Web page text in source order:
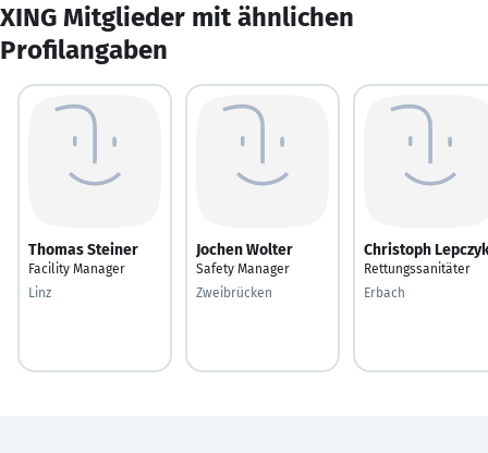
XING Mitglieder mit ähnlichen
Profilangaben
Thomas Steiner
Facility Manager
Linz
Jochen Wolter
Safety Manager
Zweibrücken
Christoph
Rettungssanitäter
Erbach